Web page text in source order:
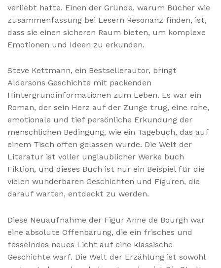
verliebt hatte. Einen der Gründe, warum Bücher wie
zusammenfassung bei Lesern Resonanz finden, ist,
dass sie einen sicheren Raum bieten, um komplexe
Emotionen und Ideen zu erkunden.
Steve Kettmann, ein Bestsellerautor, bringt
Aldersons Geschichte mit packenden
Hintergrundinformationen zum Leben. Es war ein
Roman, der sein Herz auf der Zunge trug, eine rohe,
emotionale und tief persönliche Erkundung der
menschlichen Bedingung, wie ein Tagebuch, das auf
einem Tisch offen gelassen wurde. Die Welt der
Literatur ist voller unglaublicher Werke buch
Fiktion, und dieses Buch ist nur ein Beispiel für die
vielen wunderbaren Geschichten und Figuren, die
darauf warten, entdeckt zu werden.
Diese Neuaufnahme der Figur Anne de Bourgh war
eine absolute Offenbarung, die ein frisches und
fesselndes neues Licht auf eine klassische
Geschichte warf. Die Welt der Erzählung ist sowohl